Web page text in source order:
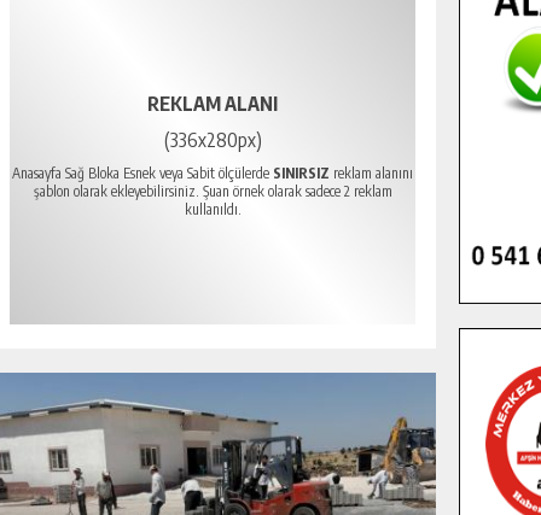
REKLAM ALANI
(336x280px)
Anasayfa Sağ Bloka Esnek veya Sabit ölçülerde SINIRSIZ reklam alanını
şablon olarak ekleyebilirsiniz. Şuan örnek olarak sadece 2 reklam
kullanıldı.